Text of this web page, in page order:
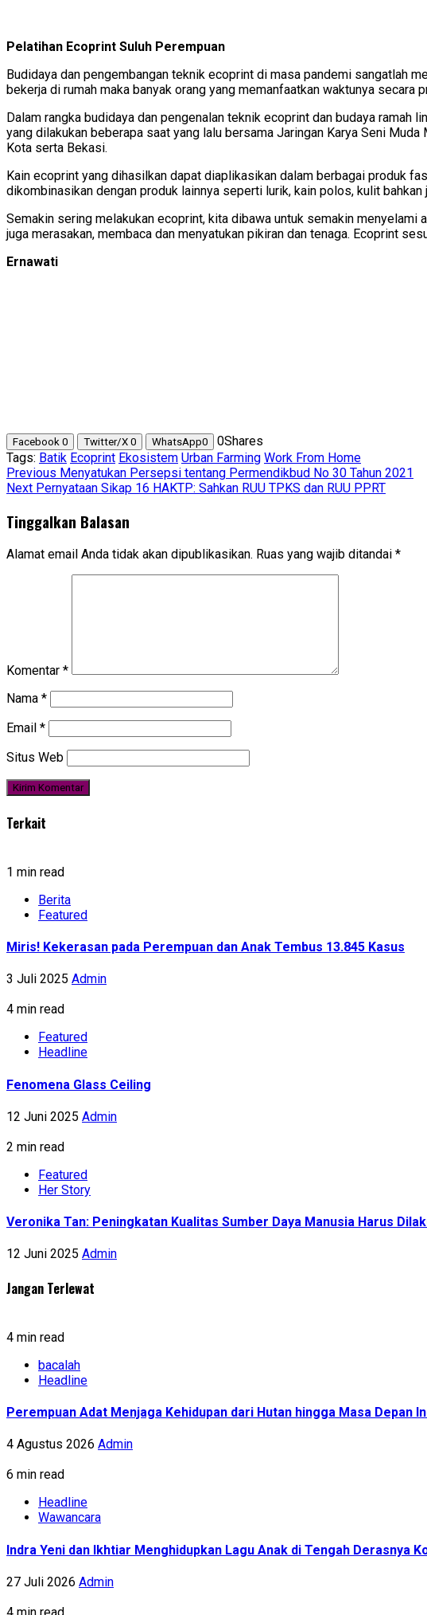
Pelatihan Ecoprint Suluh Perempuan
Budidaya dan pengembangan teknik ecoprint di masa pandemi sangatlah
bekerja di rumah maka banyak orang yang memanfaatkan waktunya secara
Dalam rangka budidaya dan pengenalan teknik ecoprint dan budaya ramah
yang dilakukan beberapa saat yang lalu bersama Jaringan Karya Seni
Kota serta Bekasi.
Kain ecoprint yang dihasilkan dapat diaplikasikan dalam berbagai produk
dikombinasikan dengan produk lainnya seperti lurik, kain polos, kulit
Semakin sering melakukan ecoprint, kita dibawa untuk semakin menyelami
juga merasakan, membaca dan menyatukan pikiran dan tenaga. Ecoprint
Ernawati
Facebook 0 Twitter/X 0 WhatsApp0 0Shares
Tags: Batik Ecoprint Ekosistem Urban Farming Work From Home
Post
Previous Menyatukan Persepsi tentang Permendikbud No 30 Tahun 2021
Next Pernyataan Sikap 16 HAKTP: Sahkan RUU TPKS dan RUU PPRT
Tinggalkan Balasan
Alamat email Anda tidak akan dipublikasikan. Ruas yang wajib ditandai *
Komentar *
Nama *
Email *
Situs Web
Terkait
1 min read
Berita
Featured
Miris! Kekerasan pada Perempuan dan Anak Tembus 13.845 Kasus
3 Juli 2025 Admin
4 min read
Featured
Headline
Fenomena Glass Ceiling
12 Juni 2025 Admin
2 min read
Featured
Her Story
Veronika Tan: Peningkatan Kualitas Sumber Daya Manusia Harus
12 Juni 2025 Admin
Jangan Terlewat
4 min read
bacalah
Headline
Perempuan Adat Menjaga Kehidupan dari Hutan hingga Masa Depan
4 Agustus 2026 Admin
6 min read
Headline
Wawancara
Indra Yeni dan Ikhtiar Menghidupkan Lagu Anak di Tengah Derasnya
27 Juli 2026 Admin